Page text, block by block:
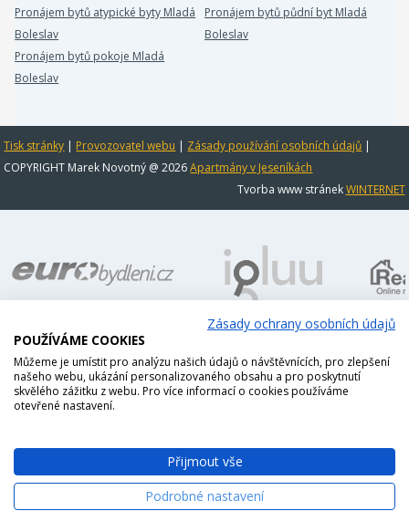
Pronájem bytů atypické byty Mladá
Boleslav
Pronájem bytů půdní byt Mladá
Boleslav
Pronájem bytů pokoje Mladá
Boleslav
Tisk stránky | Provozovatel webu | Zásady používání osobních údajů |
COPYRIGHT Marek Novotný @ 2026Apartmány v Jeseníkách
Tvorba www stránekWINTERNET
Zásady ochrany osobních údajů
POUŽÍVÁME COOKIES
Můžeme je umístit pro analýzu našich údajů o návštěvnících, pro zlepšení
našeho webu, ukázání personalizovaného obsahu a pro poskytnutí
skvělého zážitku z webu. Pro více informací o cookies používáme
otevřené nastavení.
Přijmout vše
Podrobné nastavení